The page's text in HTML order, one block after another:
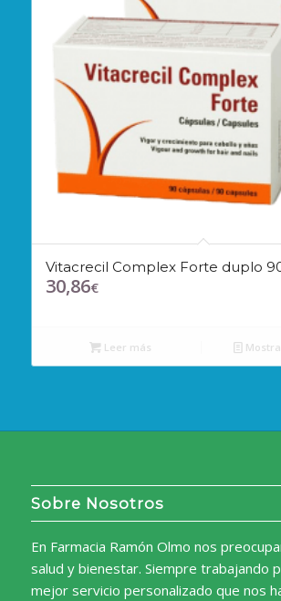
Vitacrecil Complex Forte duplo
30,86€
Leer más
Sobre Nosotros
En Farmacia Ramón Olmo nos
salud y bienestar. Siempre trabajando
mejor servicio personalizado que nos